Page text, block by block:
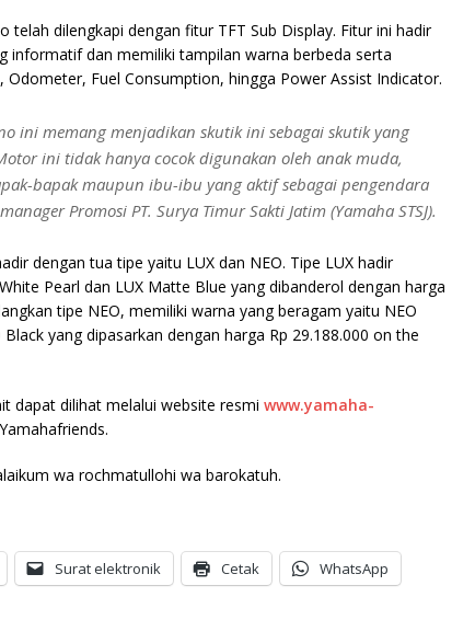
telah dilengkapi dengan fitur TFT Sub Display. Fitur ini hadir
informatif dan memiliki tampilan warna berbeda serta
Fuel Consumption, hingga Power Assist Indicator.
ini memang menjadikan skutik ini sebagai skutik yang
ini tidak hanya cocok digunakan oleh anak muda,
bapak maupun ibu-ibu yang aktif sebagai pengendara
Promosi PT. Surya Timur Sakti Jatim (Yamaha STSJ).
dengan tua tipe yaitu LUX dan NEO. Tipe LUX hadir
Pearl dan LUX Matte Blue yang dibanderol dengan harga
tipe NEO, memiliki warna yang beragam yaitu NEO
yang dipasarkan dengan harga Rp 29.188.000 on the
dapat dilihat melalui website resmi www.yamaha-
wa rochmatullohi wa barokatuh.
Surat elektronik Cetak WhatsApp